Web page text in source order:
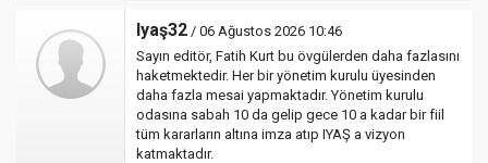
Iyaş32 / 06 Ağustos 2026 10:46
Sayın editör, Fatih Kurt bu övgülerden daha fazlasını
haketmektedir. Her bir yönetim kurulu üyesinden
daha fazla mesai yapmaktadır. Yönetim kurulu
odasına sabah 10 da gelip gece 10 a kadar bir fiil
tüm kararların altına imza atıp IYAŞ a vizyon
katmaktadır.